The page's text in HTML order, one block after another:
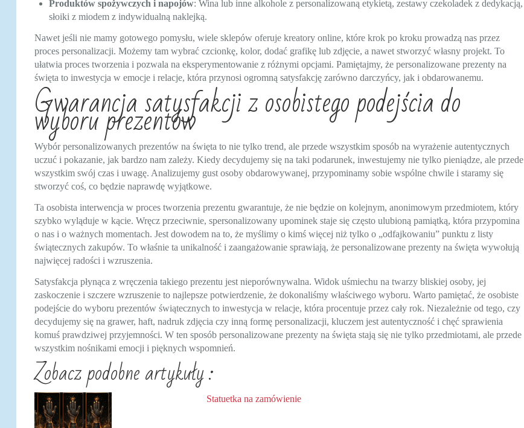
Produktów spożywczych i napojów: Wina lub inne alkohole z personalizowaną etykietą, zestawy czekoladek z dedykacją,
słoiki z miodem z indywidualną naklejką.
Nawet jeśli nie mamy gotowego pomysłu, wiele sklepów oferuje kreatory online, które krok po kroku prowadzą nas przez
proces personalizacji. Możemy tam wybrać czcionkę, kolor, dodać grafikę lub zdjęcie, a nawet stworzyć własny projekt. To
ułatwia proces tworzenia i pozwala na eksperymentowanie z różnymi opcjami. Pamiętajmy, że personalizowane prezenty na
święta to inwestycja w emocje i relacje, która przynosi ogromną satysfakcję zarówno darczyńcy, jak i obdarowanemu.
Gwarancja satysfakcji z osobistego podejścia do
wyboru prezentów
Wybór personalizowanych prezentów na święta to nie tylko trend, ale przede wszystkim sposób na wyrażenie autentycznych
uczuć i pokazanie, jak bardzo nam zależy. Kiedy decydujemy się na taki podarunek, inwestujemy nie tylko pieniądze, ale przede
wszystkim swój czas i uwagę. Analizujemy gust osoby obdarowywanej, przypominamy sobie wspólne chwile i staramy się
stworzyć coś, co będzie naprawdę wyjątkowe.
Ta osobista interwencja w proces tworzenia prezentu gwarantuje, że nie będzie on kolejnym, anonimowym przedmiotem, który
szybko wyląduje w kącie. Wręcz przeciwnie, spersonalizowany upominek staje się często ulubioną pamiątką, która przypomina
o nas i o ważnych momentach. Jest dowodem na to, że myślimy o kimś więcej niż tylko o „odfajkowaniu” punktu z listy
świątecznych zakupów. To właśnie ta unikalność i zaangażowanie sprawiają, że personalizowane prezenty na święta wywołują
najwięcej radości i wzruszenia.
Satysfakcja płynąca z wręczenia takiego prezentu jest nieporównywalna. Widok uśmiechu na twarzy bliskiej osoby, jej
zaskoczenie i szczere wzruszenie to najlepsze potwierdzenie, że dokonaliśmy właściwego wyboru. Warto pamiętać, że osobiste
podejście do wyboru prezentów świątecznych to inwestycja w relacje, która procentuje przez cały rok. Niezależnie od tego, czy
decydujemy się na grawer, haft, nadruk zdjęcia czy inną formę personalizacji, kluczem jest autentyczność i chęć sprawienia
komuś prawdziwej przyjemności. W ten sposób personalizowane prezenty na święta stają się nie tylko przedmiotami, ale przede
wszystkim nośnikami emocji i pięknych wspomnień.
Zobacz podobne artykuły :
Statuetka na zamówienie